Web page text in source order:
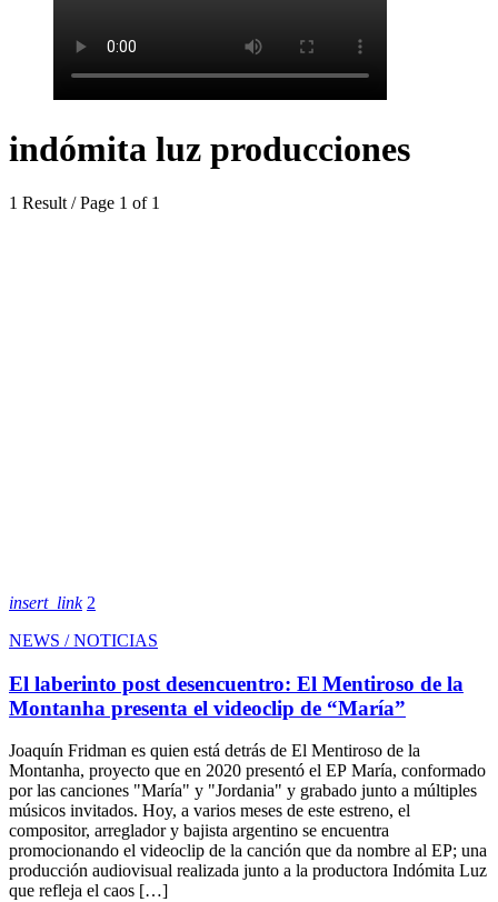
indómita luz producciones
1 Result / Page 1 of 1
insert_link 2
NEWS / NOTICIAS
El laberinto post desencuentro: El Mentiroso de la
Montanha presenta el videoclip de “María”
Joaquín Fridman es quien está detrás de El Mentiroso de la
Montanha, proyecto que en 2020 presentó el EP María, conformado
por las canciones "María" y "Jordania" y grabado junto a múltiples
músicos invitados. Hoy, a varios meses de este estreno, el
compositor, arreglador y bajista argentino se encuentra
promocionando el videoclip de la canción que da nombre al EP; una
producción audiovisual realizada junto a la productora Indómita Luz
que refleja el caos […]